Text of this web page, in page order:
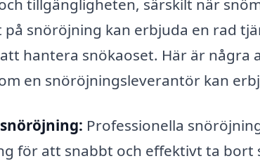
tillgängligheten, särskilt när
på snöröjning kan erbjuda en rad
hantera snökaoset. Här är några
en snöröjningsleverantör kan
Professionella
för att snabbt och effektivt ta bort